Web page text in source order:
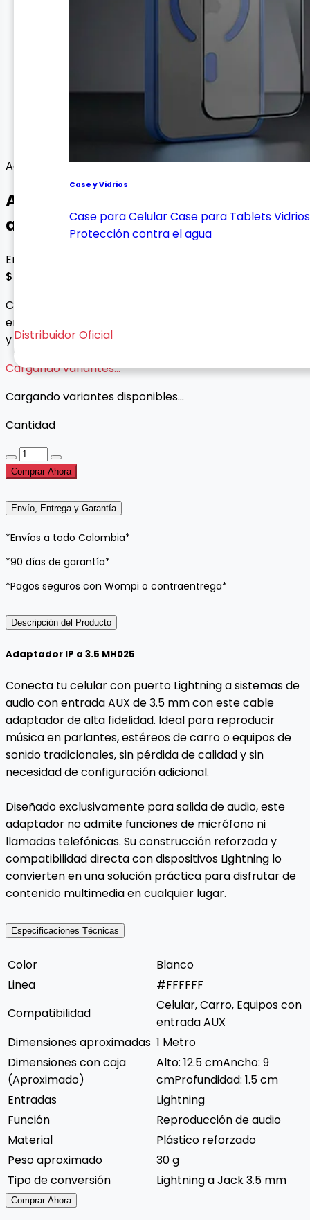
Case y Vidrios
Case para CelularCase para TabletsVidrios
Protección contra el agua
Distribuidor Oficial
Adaptación
Adaptador iPhone a 3.5mm MH025
audio
Envío gratis con esta oferta
$ 30.000
Cable Lightning a Jack 3.5 mm para reproducir música
en estéreos o parlantes con entrada AUX. Sonido claro
y sin pérdida.
Cargando variantes...
Cargando variantes disponibles...
Cantidad
Comprar Ahora
Envío, Entrega y Garantía
*Envíos a todo Colombia*
*90 días de garantía*
*Pagos seguros con Wompi o contraentrega*
Descripción del Producto
Adaptador IP a 3.5 MH025
Conecta tu celular con puerto Lightning a sistemas de
audio con entrada AUX de 3.5 mm con este cable
adaptador de alta fidelidad. Ideal para reproducir
música en parlantes, estéreos de carro o equipos de
sonido tradicionales, sin pérdida de calidad y sin
necesidad de configuración adicional.
Diseñado exclusivamente para salida de audio, este
adaptador no admite funciones de micrófono ni
llamadas telefónicas. Su construcción reforzada y
compatibilidad directa con dispositivos Lightning lo
convierten en una solución práctica para disfrutar de
contenido multimedia en cualquier lugar.
Especificaciones Técnicas
Color
Blanco
Linea
#FFFFFF
Compatibilidad
Celular, Carro, Equipos con
entrada AUX
Dimensiones aproximadas 1 Metro
Dimensiones con caja
(Aproximado)
Alto: 12.5 cmAncho: 9
cmProfundidad: 1.5 cm
Entradas
Lightning
Función
Reproducción de audio
Material
Plástico reforzado
Peso aproximado
30 g
Tipo de conversión
Lightning a Jack 3.5 mm
Comprar Ahora